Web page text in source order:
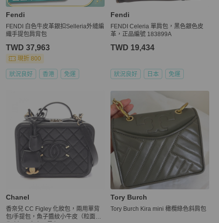
Fendi
FENDI 白色牛皮革銀扣Selleria外縫編
織手提包肩背包
TWD 37,963
現折 800
狀況良好 香港 免運
Fendi
FENDI Celeria 單肩包，黑色銀色皮
革，正品編號 183899A
TWD 19,434
狀況良好 日本 免運
Chanel
香奈兒 CC Figley 化妝包，兩用單背
包/手提包，魚子醬紋小牛皮（粒面小
Tory Burch
Tory Burch Kira mini 橄欖綠色斜肩包